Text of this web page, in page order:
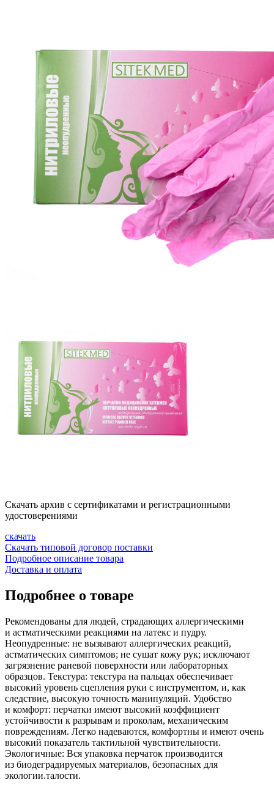
Скачать архив с сертификатами и регистрационными
удостоверениями
скачать
Скачать типовой договор поставки
Подробное описание товара
Доставка и оплата
Подробнее о товаре
Рекомендованы для людей, страдающих аллергическими
и астматическими реакциями на латекс и пудру.
Неопудренные: не вызывают аллергических реакций,
астматических симптомов; не сушат кожу рук; исключают
загрязнение раневой поверхности или лабораторных
образцов. Текстура: текстура на пальцах обеспечивает
высокий уровень сцепления руки с инструментом, и, как
следствие, высокую точность манипуляций. Удобство
и комфорт: перчатки имеют высокий коэффициент
устойчивости к разрывам и проколам, механическим
повреждениям. Легко надеваются, комфортны и имеют очень
высокий показатель тактильной чувствительности.
Экологичные: Вся упаковка перчаток производится
из биодеградируемых материалов, безопасных для
экологии.талости.